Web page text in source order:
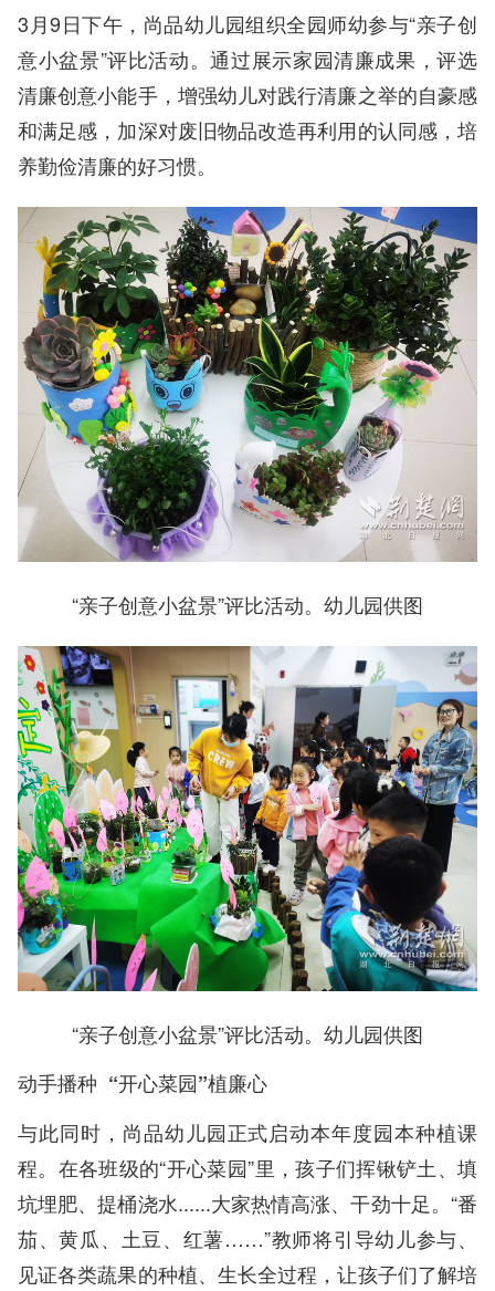
3月9日下午，尚品幼儿园组织全园师幼参与“亲子创
意小盆景”评比活动。通过展示家园清廉成果，评选
清廉创意小能手，增强幼儿对践行清廉之举的自豪感
和满足感，加深对废旧物品改造再利用的认同感，培
养勤俭清廉的好习惯。
“亲子创意小盆景”评比活动。幼儿园供图
“亲子创意小盆景”评比活动。幼儿园供图
动手播种 “开心菜园”植廉心
与此同时，尚品幼儿园正式启动本年度园本种植课
程。在各班级的“开心菜园”里，孩子们挥锹铲土、填
坑埋肥、提桶浇水......大家热情高涨、干劲十足。“番
茄、黄瓜、土豆、红薯……”教师将引导幼儿参与、
见证各类蔬果的种植、生长全过程，让孩子们了解培